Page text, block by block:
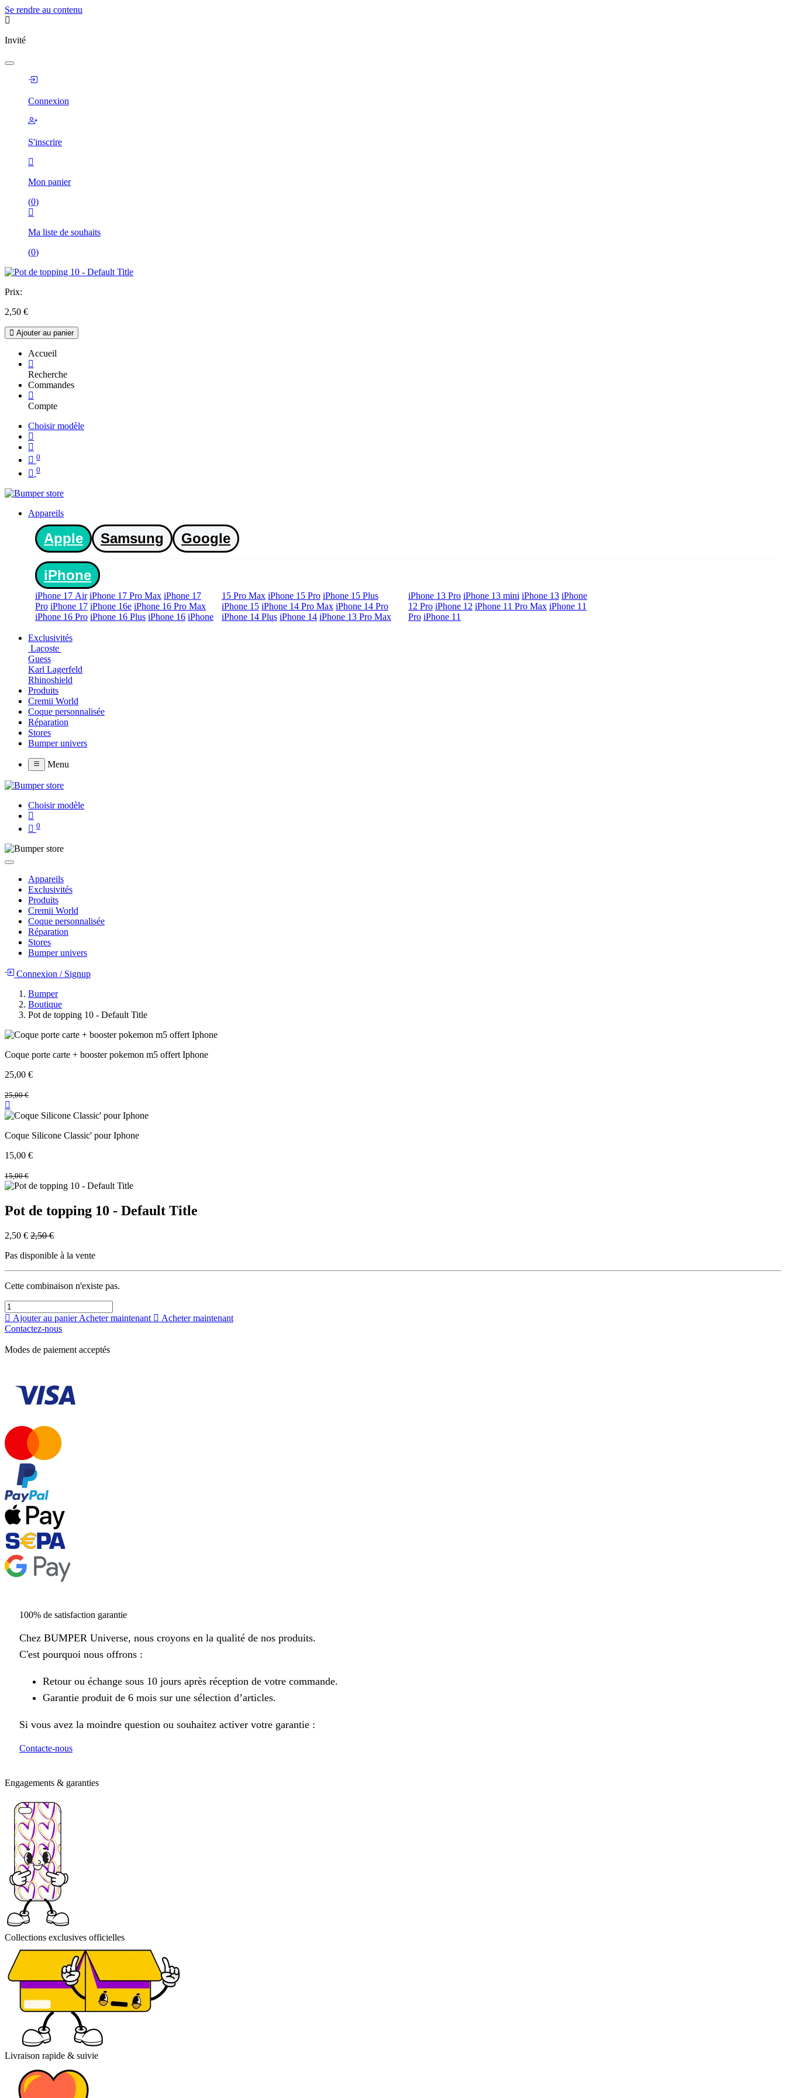
Se rendre au contenu
Invité
Connexion
S'inscrire
Mon panier
(0)
Ma liste de souhaits
(0)
Prix:
2,50 €
Ajouter au panier
Accueil
Recherche
Commandes
Compte
Choisir modèle
0
0
Appareils
Apple Samsung Google
iPhone
iPhone 17 Air iPhone 17 Pro Max iPhone 17
Pro iPhone 17 iPhone 16e iPhone 16 Pro Max
iPhone 16 Pro iPhone 16 Plus iPhone 16 iPhone
15 Pro Max iPhone 15 Pro iPhone 15 Plus
iPhone 15 iPhone 14 Pro Max iPhone 14 Pro
iPhone 14 Plus iPhone 14 iPhone 13 Pro Max
iPhone 13 Pro iPhone 13 mini iPhone 13 iPhone
12 Pro iPhone 12 iPhone 11 Pro Max iPhone 11
Pro iPhone 11
Exclusivités
Lacoste
Guess
Karl Lagerfeld
Rhinoshield
Produits
Cremii World
Coque personnalisée
Réparation
Stores
Bumper univers
Menu
Choisir modèle
0
Appareils
Exclusivités
Produits
Cremii World
Coque personnalisée
Réparation
Stores
Bumper univers
Connexion /Signup
Bumper
Boutique
Pot de topping 10 - Default Title
Coque porte carte + booster pokemon m5 offert Iphone
25,00 €
25,00€
Coque Silicone Classic' pour Iphone
15,00 €
15,00€
Pot de topping 10 - Default Title
2,50 € 2,50€
Pas disponible à la vente
Cette combinaison n'existe pas.
Ajouter au panierAcheter maintenant
Acheter maintenant
Contactez-nous
Modes de paiement acceptés
100% de satisfaction garantie
Chez BUMPER Universe, nous croyons en la qualité de nos produits.
C'est pourquoi nous offrons :
Retour ou échange sous 10 jours après réception de votre commande.
Garantie produit de 6 mois sur une sélection d’articles.
Si vous avez la moindre question ou souhaitez activer votre garantie :
Contacte-nous
Engagements & garanties
Collections exclusives officielles
Livraison rapide & suivie